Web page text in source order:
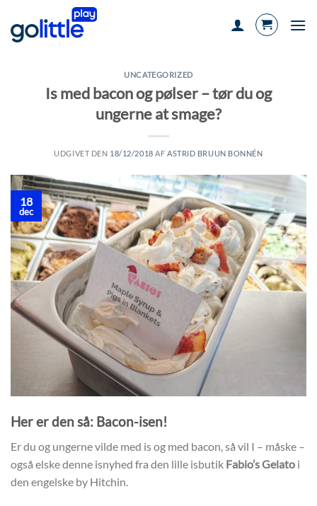
indhold
UNCATEGORIZED
Is med bacon og pølser – tør du og
ungerne at smage?
UDGIVET DEN 18/12/2018 AF ASTRID BRUUN BONNÉN
18
dec
Her er den så: Bacon-isen!
Er du og ungerne vilde med is og med bacon, så vil I – måske –
også elske denne isnyhed fra den lille isbutik Fabio’s Gelato i
den engelske by Hitchin.